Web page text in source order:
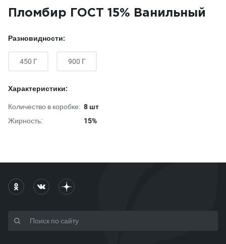
Пломбир ГОСТ 15% Ванильный
Разновидности:
450 Г 900 Г
Характеристики:
Количество в коробке: 8 шт
Жирность:
15%